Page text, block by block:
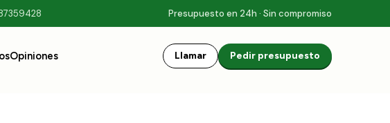
Presupuesto en 24h · Sin compromiso
Opiniones Llamar Pedir presupuesto